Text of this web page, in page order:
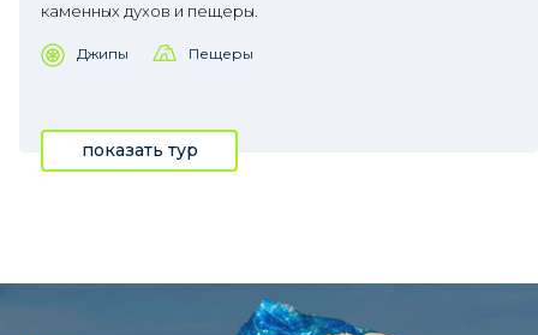
каменных духов и пещеры.
Джипы Пещеры
показать тур